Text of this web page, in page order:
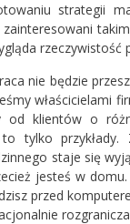
strategii
rzeczywistość
nie będzie
właścicielami
klientów o
tylko
staje się
jesteś w
przed